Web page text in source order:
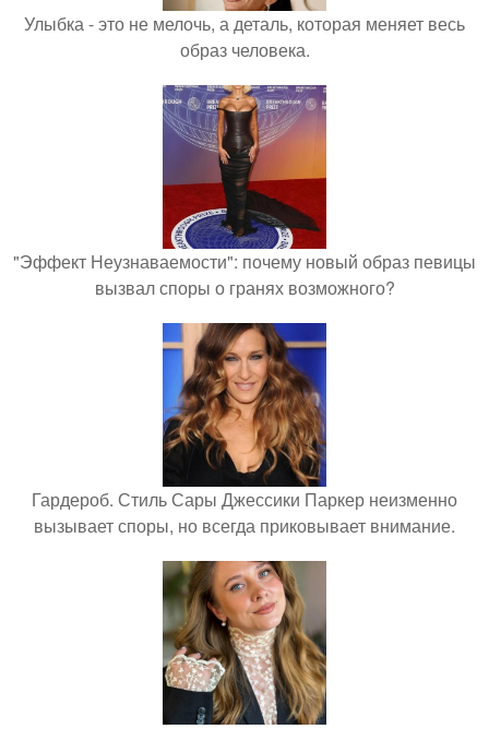
Улыбка - это не мелочь, а деталь, которая меняет весь
образ человека.
"Эффект Неузнаваемости": почему новый образ певицы
вызвал споры о гранях возможного?
Гардероб. Стиль Сары Джессики Паркер неизменно
вызывает споры, но всегда приковывает внимание.